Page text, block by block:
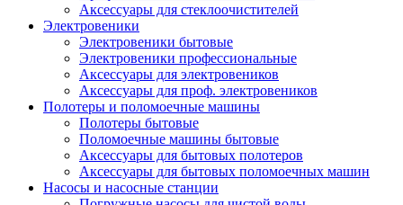
Аксессуары для стеклоочистителей
Электровеники
Электровеники бытовые
Электровеники профессиональные
Аксессуары для электровеников
Аксессуары для проф. электровеников
Полотеры и поломоечные машины
Полотеры бытовые
Поломоечные машины бытовые
Аксессуары для бытовых полотеров
Аксессуары для бытовых поломоечных машин
Насосы и насосные станции